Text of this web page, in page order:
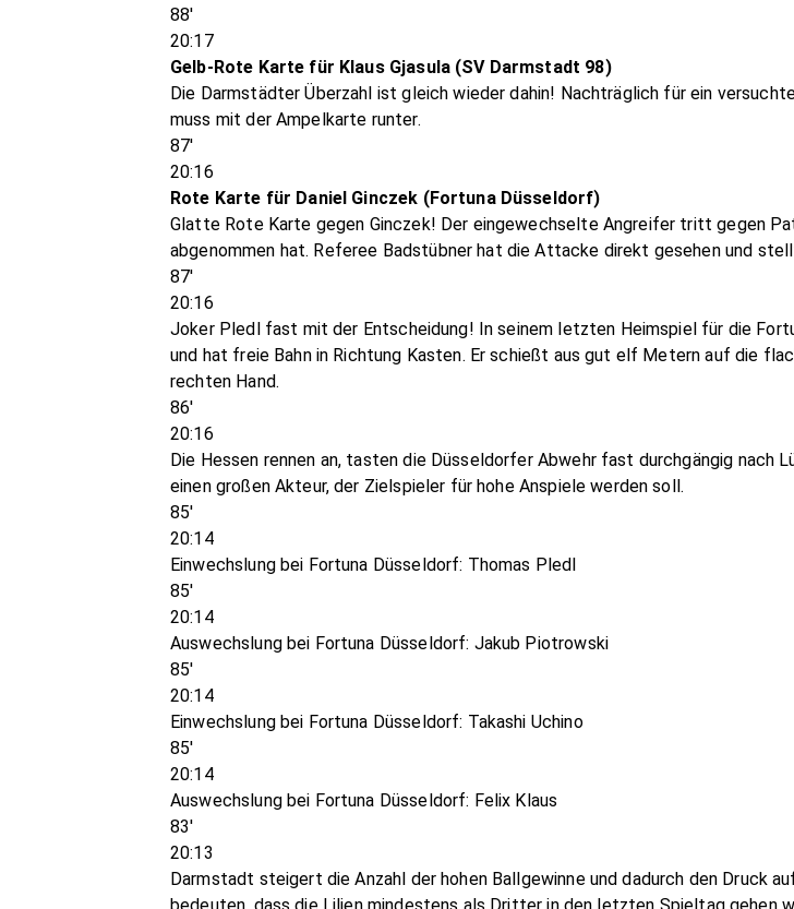
88'
20:17
Gelb-Rote Karte für Klaus Gjasula (SV Darmstadt 98)
Die Darmstädter Überzahl ist gleich wieder dahin! Nachträglich für ein
muss mit der Ampelkarte runter.
87'
20:16
Rote Karte für Daniel Ginczek (Fortuna Düsseldorf)
Glatte Rote Karte gegen Ginczek! Der eingewechselte Angreifer tritt gegen
abgenommen hat. Referee Badstübner hat die Attacke direkt gesehen und
87'
20:16
Joker Pledl fast mit der Entscheidung! In seinem letzten Heimspiel für die
und hat freie Bahn in Richtung Kasten. Er schießt aus gut elf Metern auf die
rechten Hand.
86'
20:16
Die Hessen rennen an, tasten die Düsseldorfer Abwehr fast durchgängig nach
einen großen Akteur, der Zielspieler für hohe Anspiele werden soll.
85'
20:14
Einwechslung bei Fortuna Düsseldorf: Thomas Pledl
85'
20:14
Auswechslung bei Fortuna Düsseldorf: Jakub Piotrowski
85'
20:14
Einwechslung bei Fortuna Düsseldorf: Takashi Uchino
85'
20:14
Auswechslung bei Fortuna Düsseldorf: Felix Klaus
83'
20:13
Darmstadt steigert die Anzahl der hohen Ballgewinne und dadurch den Druck